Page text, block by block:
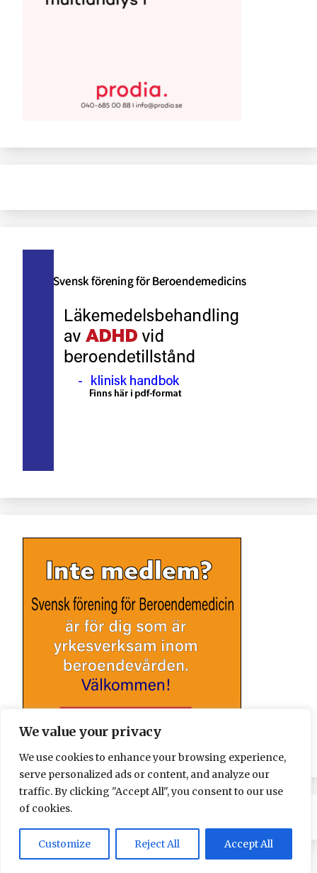
We value your privacy
We use cookies to enhance your browsing experience,
serve personalized ads or content, and analyze our
traffic. By clicking "Accept All", you consent to our use
of cookies.
Customize Reject All Accept All